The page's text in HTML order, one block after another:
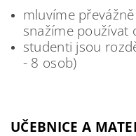
mluvíme
snažíme používat
studenti jsou
- 8 osob)
UČEBNICE A